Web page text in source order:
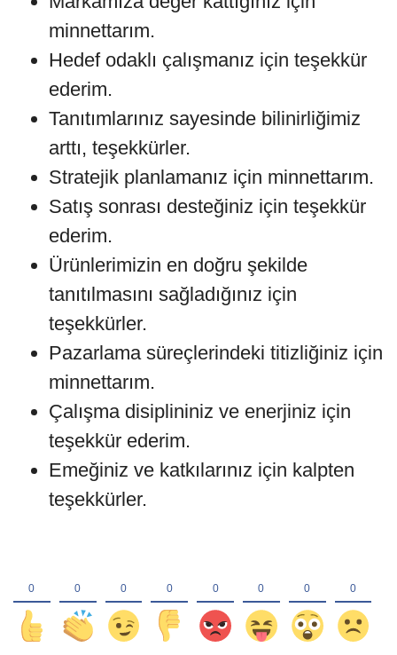
minnettarım.
Hedef odaklı çalışmanız için teşekkür
ederim.
Tanıtımlarınız sayesinde bilinirliğimiz
arttı, teşekkürler.
Stratejik planlamanız için minnettarım.
Satış sonrası desteğiniz için teşekkür
ederim.
Ürünlerimizin en doğru şekilde
tanıtılmasını sağladığınız için
teşekkürler.
Pazarlama süreçlerindeki titizliğiniz için
minnettarım.
Çalışma disiplininiz ve enerjiniz için
teşekkür ederim.
Emeğiniz ve katkılarınız için kalpten
teşekkürler.